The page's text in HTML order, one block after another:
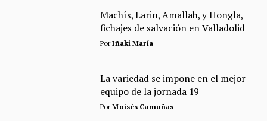
Machís, Larin, Amallah, y Hongla,
fichajes de salvación en Valladolid
PorIñaki María
La variedad se impone en el mejor
equipo de la jornada 19
PorMoisés Camuñas